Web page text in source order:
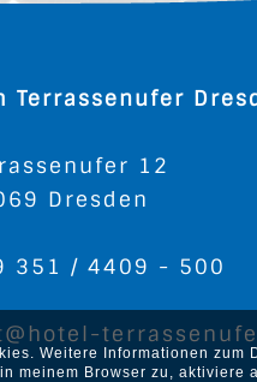
Weitere Informationen zum
meinem Browser zu,
Terrassenufer
12
Dresden
351 / 4409 - 500